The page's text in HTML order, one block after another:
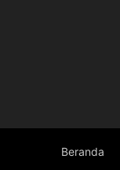
Beranda